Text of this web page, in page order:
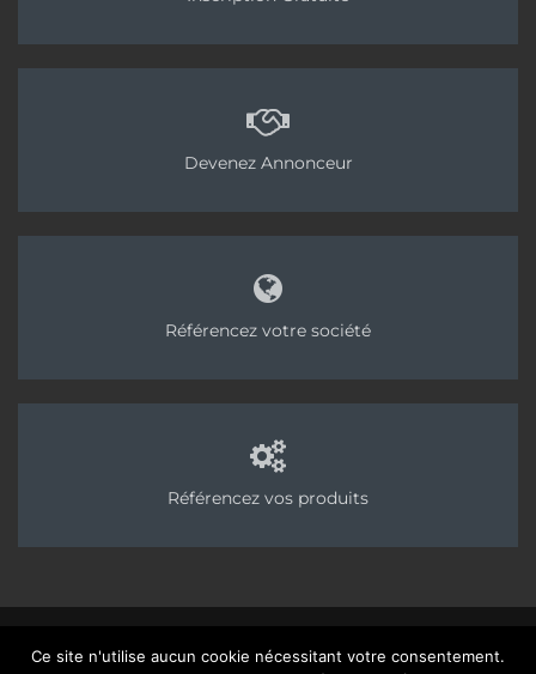
Devenez Annonceur
Référencez votre société
Référencez vos produits
Acpresse
Ce site n'utilise aucun cookie nécessitant votre consentement.